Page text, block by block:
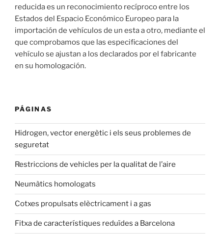
reducida es un reconocimiento recíproco entre los
Estados del Espacio Económico Europeo para la
importación de vehículos de un esta a otro, mediante el
que comprobamos que las especificaciones del
vehículo se ajustan a los declarados por el fabricante
en su homologación.
PÁGINAS
Hidrogen, vector energètic i els seus problemes de
seguretat
Restriccions de vehicles per la qualitat de l’aire
Neumàtics homologats
Cotxes propulsats elèctricament i a gas
Fitxa de característiques reduïdes a Barcelona